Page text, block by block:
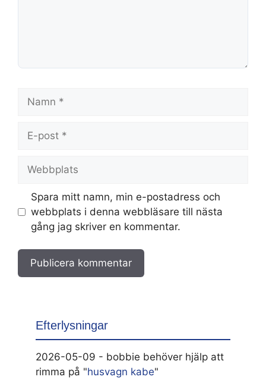
post
Spara mitt namn, min e-postadress och
webbplats i denna webbläsare till nästa
gång jag skriver en kommentar.
Efterlysningar
2026-05-09 - bobbie behöver hjälp att
rimma på "husvagn kabe"